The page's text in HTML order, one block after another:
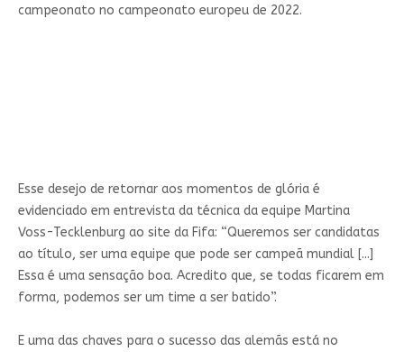
campeonato no campeonato europeu de 2022.
Esse desejo de retornar aos momentos de glória é
evidenciado em entrevista da técnica da equipe Martina
Voss-Tecklenburg ao site da Fifa: “Queremos ser candidatas
ao título, ser uma equipe que pode ser campeã mundial [...]
Essa é uma sensação boa. Acredito que, se todas ficarem em
forma, podemos ser um time a ser batido”.
E uma das chaves para o sucesso das alemãs está no